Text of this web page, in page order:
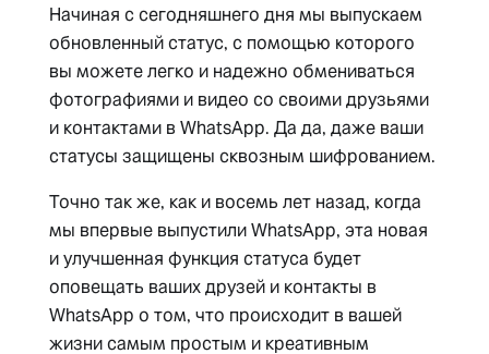
Начиная с сегодняшнего дня мы выпускаем
обновленный статус, с помощью которого
вы можете легко и надежно обмениваться
фотографиями и видео со своими друзьями
и контактами в WhatsApp. Да да, даже ваши
статусы защищены сквозным шифрованием.
Точно так же, как и восемь лет назад, когда
мы впервые выпустили WhatsApp, эта новая
и улучшенная функция статуса будет
оповещать ваших друзей и контакты в
WhatsApp о том, что происходит в вашей
жизни самым простым и креативным